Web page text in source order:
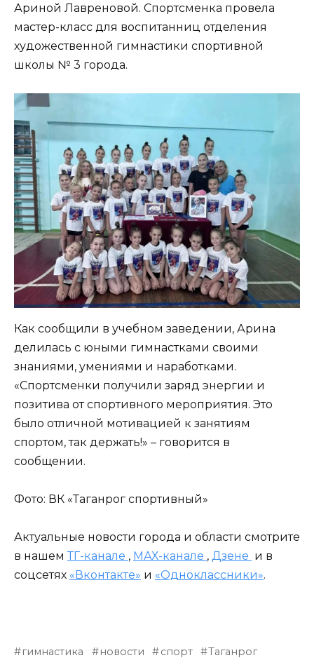
Ариной Лавреновой. Спортсменка провела
мастер-класс для воспитанниц отделения
художественной гимнастики спортивной
школы № 3 города.
Как сообщили в учебном заведении, Арина
делилась с юными гимнастками своими
знаниями, умениями и наработками.
«Спортсменки получили заряд энергии и
позитива от спортивного мероприятия. Это
было отличной мотивацией к занятиям
спортом, так держать!» – говорится в
сообщении.
Фото: ВК «Таганрог спортивный»
Актуальные новости города и области смотрите
в нашем ТГ-канале , МАХ-канале , Дзене и в
соцсетях «Вконтакте» и «Одноклассники».
гимнастика новости спорт Таганрог